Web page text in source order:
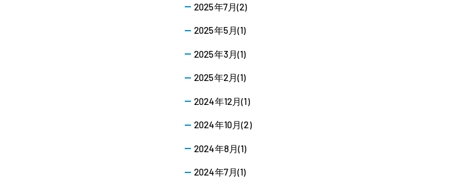
2025年7月(2)
2025年5月(1)
2025年3月(1)
2025年2月(1)
2024年12月(1)
2024年10月(2)
2024年8月(1)
2024年7月(1)